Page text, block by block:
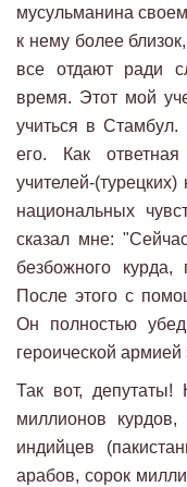
мусульманина
к нему более
все отдают ради
время. Этот мой
учиться в
его. Как
учителей-
национальных
сказал мне:
безбожного курда,
После этого с
Он полностью
героической армией
Так вот, депутаты!
миллионов
индийцев
арабов, сорок